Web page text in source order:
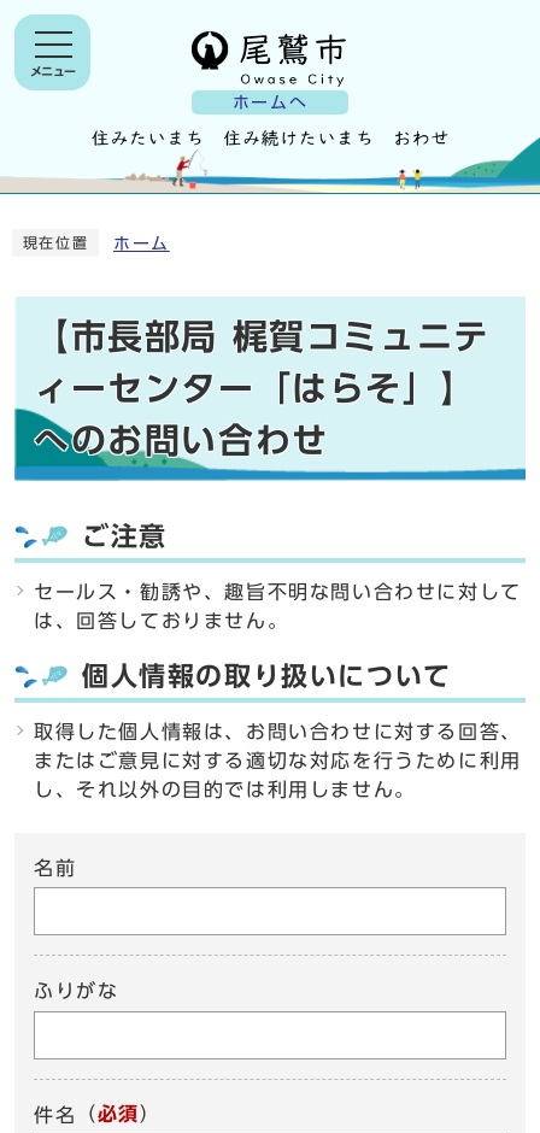
ホームへ
メニュー
現在位置 ホーム
【市長部局 梶賀コミュニテ
ィーセンター「はらそ」】
へのお問い合わせ
ご注意
セールス・勧誘や、趣旨不明な問い合わせに対して
は、回答しておりません。
個人情報の取り扱いについて
取得した個人情報は、お問い合わせに対する回答、
またはご意見に対する適切な対応を行うために利用
し、それ以外の目的では利用しません。
名前
ふりがな
件名 （必須）